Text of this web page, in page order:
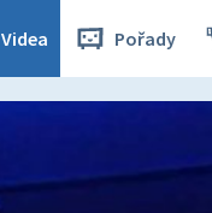
Videa Pořady